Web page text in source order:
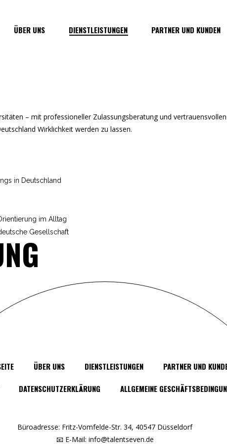
ÜBER UNS DIENSTLEISTUNGEN PARTNER UND KUNDEN
– mit professioneller Zulassungsberatung und
Wirklichkeit werden zu lassen.
in Deutschland
im Alltag
Gesellschaft
ÜBER UNS DIENSTLEISTUNGEN PARTNER UND
DATENSCHUTZERKLÄRUNG ALLGEMEINE
Büroadresse: Fritz-Vomfelde-Str. 34, 40547 Düsseldorf
📧 E-Mail: info@talentseven.de